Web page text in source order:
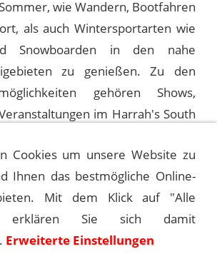
wie Wandern, Bootfahren
als auch Wintersportarten wie
Snowboarden in den nahe
zu genießen. Zu den
gehören Shows,
im Harrah's South
LAS VEGAS, CAESARS
PALACE
Cookies um unsere Website zu
Ihnen das bestmögliche Online-
Mit dem Klick auf "Alle
erklären Sie sich damit
Erweiterte Einstellungen